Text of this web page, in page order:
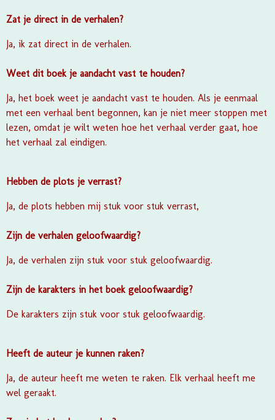
Zat je direct in de verhalen?
Ja, ik zat direct in de verhalen.
Weet dit boek je aandacht vast te houden?
Ja, het boek weet je aandacht vast te houden. Als je eenmaal
met een verhaal bent begonnen, kan je niet meer stoppen met
lezen, omdat je wilt weten hoe het verhaal verder gaat, hoe
het verhaal zal eindigen.
Hebben de plots je verrast?
Ja, de plots hebben mij stuk voor stuk verrast,
Zijn de verhalen geloofwaardig?
Ja, de verhalen zijn stuk voor stuk geloofwaardig.
Zijn de karakters in het boek geloofwaardig?
De karakters zijn stuk voor stuk geloofwaardig.
Heeft de auteur je kunnen raken?
Ja, de auteur heeft me weten te raken. Elk verhaal heeft me
wel geraakt.